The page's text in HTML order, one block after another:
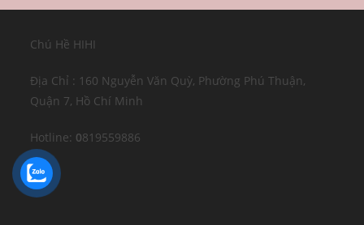
Chú Hề HIHI
Địa Chỉ : 160 Nguyễn Văn Quỳ, Phường Phú Thuận,
Quận 7, Hồ Chí Minh
Hotline: 0819559886